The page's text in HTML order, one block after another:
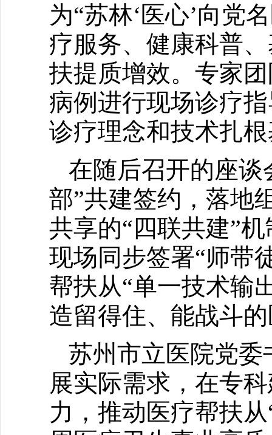
为“苏林‘医心’向党
疗服务、健康科普
扶提质增效。专家
病例进行现场诊疗
诊疗理念和技术扎
在随后召开的座谈
部”共建签约，落地
共享的“四联共建”
现场同步签署“师带
帮扶从“单一技术输
造留得住、能战斗
苏州市立医院党
展实际需求，在专
力，推动医疗帮扶